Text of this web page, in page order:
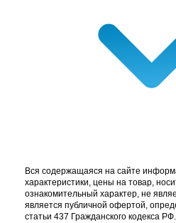
Вся содержащаяся на сайте
характеристики, цены на товар,
ознакомительный характер, не
является публичной офертой,
статьи 437 Гражданского кодекса РФ.